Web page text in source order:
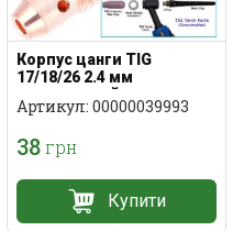
Корпус цанги TIG
17/18/26 2.4 мм
стандартний
Артикул: 00000039993
38грн
Купити